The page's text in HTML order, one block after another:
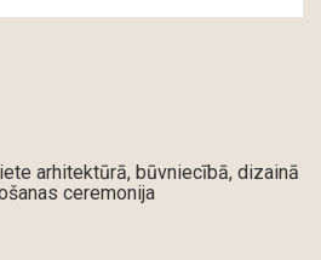
arhitektūrā, būvniecībā, dizainā
ceremonija